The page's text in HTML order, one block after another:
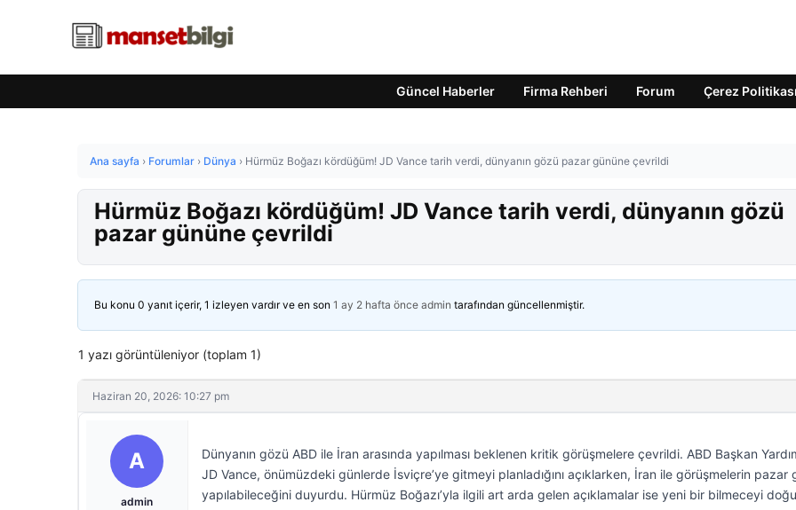
Güncel Haberler Firma Rehberi Forum Çerez Politikası
Ana sayfa › Forumlar › Dünya › Hürmüz Boğazı kördüğüm! JD Vance tarih verdi, dünyanın gözü pazar gününe çevrildi
Hürmüz Boğazı kördüğüm! JD Vance tarih verdi, dünyanın gözü
pazar gününe çevrildi
Bu konu 0 yanıt içerir, 1 izleyen vardır ve en son 1 ay 2 hafta önce admin tarafından güncellenmiştir.
1 yazı görüntüleniyor (toplam 1)
Haziran 20, 2026: 10:27 pm
A
admin
Dünyanın gözü ABD ile İran arasında yapılması beklenen kritik görüşmelere çevrildi. ABD Başkan
JD Vance, önümüzdeki günlerde İsviçre’ye gitmeyi planladığını açıklarken, İran ile görüşmelerin pazar
yapılabileceğini duyurdu. Hürmüz Boğazı’yla ilgili art arda gelen açıklamalar ise yeni bir bilmeceyi